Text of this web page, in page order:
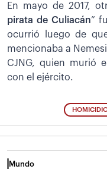
En mayo de 2017,
pirata de Culiacán”
ocurrió luego de
mencionaba a
CJNG, quien murió
con el ejército.
Mundo